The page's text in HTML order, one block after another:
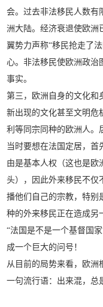
会。过去非法移民人数有
洲大陆。经济衰退使欧洲
翼势力声称“移民抢走了
心。非法移民使欧洲政治
事实。
第三，欧洲自身的文化和
新出现的文化甚至文明危
利等同宗同种的欧洲人。
当时要想在法国定居，首
由是基本人权（这也是欧
头），因此外来移民不仅
播他们自己的宗教，特别
种的外来移民正在造成另
“法国是不是一个基督国
成一个巨大的问号！
从目前的局势来看，欧洲
一句流行语：出来混，总